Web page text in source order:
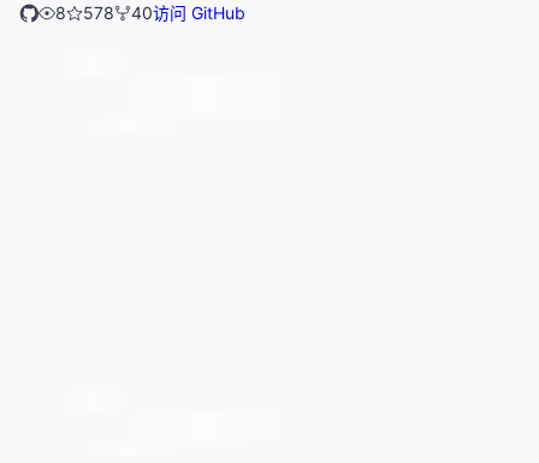
8
578 40访问 GitHub